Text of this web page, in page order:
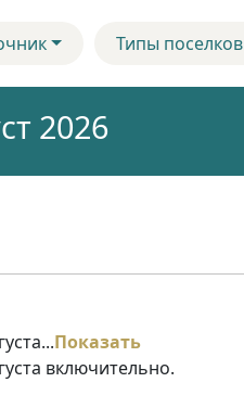
Типы поселков
2026
Показать
включительно.